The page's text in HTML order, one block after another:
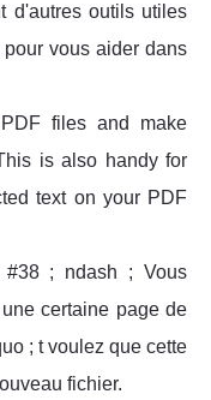
d'autres outils utiles
vous aider dans
files and make
is also handy for
text on your PDF
; ndash ; Vous
certaine page de
; t voulez que cette
fichier.